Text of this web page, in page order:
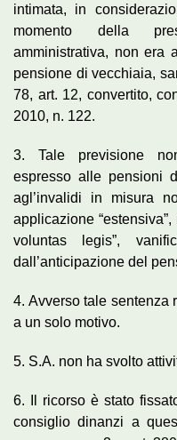
intimata, in
momento della
amministrativa, non era
pensione di vecchiaia,
78, art. 12, convertito,
2010, n. 122.
3. Tale previsione
espresso alle pensioni
agl’invalidi in misura
applicazione
voluntas legis”,
dall’anticipazione del
4. Avverso tale sentenza
a un solo motivo.
5. S.A. non ha svolto
6. Il ricorso è stato
consiglio dinanzi a